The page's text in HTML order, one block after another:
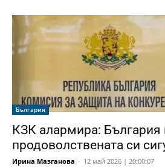
България
КЗК алармира: България
продоволствената си
Ирина Мазганова - 12 май 2026 | 20:00:07